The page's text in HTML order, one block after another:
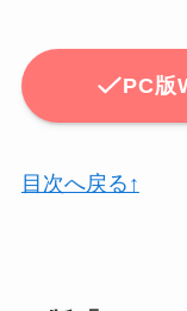
PC版
目次へ戻る↑